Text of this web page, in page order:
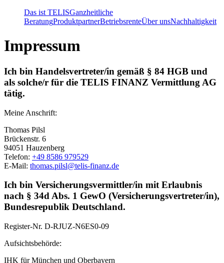
Das ist TELISGanzheitliche
BeratungProduktpartnerBetriebsrenteÜber unsNachhaltigkeit
Impressum
Ich bin Handelsvertreter/in gemäß § 84 HGB und
als solche/r für die TELIS FINANZ Vermittlung AG
tätig.
Meine Anschrift:
Thomas Pilsl
Brückenstr. 6
94051 Hauzenberg
Telefon: +49 8586 979529
E-Mail: thomas.pilsl@telis-finanz.de
Ich bin Versicherungsvermittler/in mit Erlaubnis
nach § 34d Abs. 1 GewO (Versicherungsvertreter/in),
Bundesrepublik Deutschland.
Register-Nr. D-RJUZ-N6ES0-09
Aufsichtsbehörde:
IHK für München und Oberbayern